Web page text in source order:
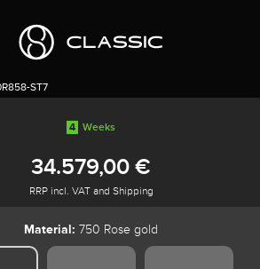
ST7
4 Weeks
34.579,00 €
RRP incl. VAT and Shipping
Material: 750 Rose gold